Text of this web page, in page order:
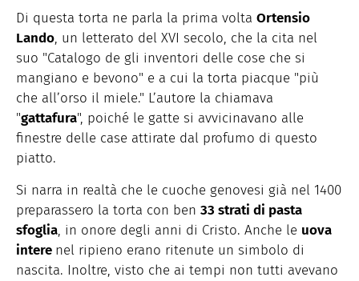
Di questa torta ne parla la prima volta Ortensio
Lando, un letterato del XVI secolo, che la cita nel
suo "Catalogo de gli inventori delle cose che si
mangiano e bevono" e a cui la torta piacque "più
che all’orso il miele." L’autore la chiamava
"gattafura", poiché le gatte si avvicinavano alle
finestre delle case attirate dal profumo di questo
piatto.
Si narra in realtà che le cuoche genovesi già nel 1400
preparassero la torta con ben 33 strati di pasta
sfoglia, in onore degli anni di Cristo. Anche le uova
intere nel ripieno erano ritenute un simbolo di
nascita. Inoltre, visto che ai tempi non tutti avevano